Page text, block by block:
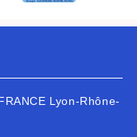
Lyon-Rhône-